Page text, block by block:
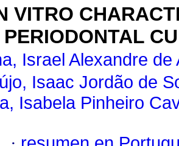
VITRO
Israel Alexandre de
Isaac Jordão de
Isabela Pinheiro